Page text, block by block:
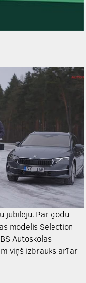
jubileju. Par godu
modelis Selection
Autoskolas
viņš izbrauks arī ar